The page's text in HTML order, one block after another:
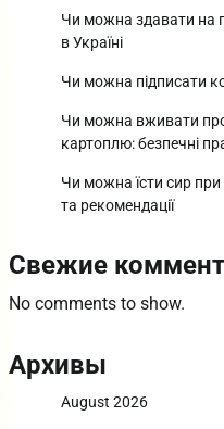
Чи можна здавати на
в Україні
Чи можна підписати
Чи можна вживати
картоплю: безпечні
Чи можна їсти сир при
та рекомендації
Свежие
No comments to show.
Архивы
August 2026